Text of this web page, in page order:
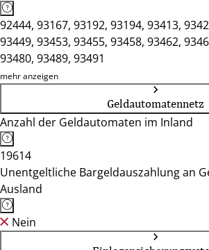
92444, 93167, 93192, 93194, 93413,
93449, 93453, 93455, 93458, 93462,
93480, 93489, 93491
mehr anzeigen
Geldautomatennetz
Anzahl der Geldautomaten im Inland
19614
Unentgeltliche Bargeldauszahlung an
Ausland
Nein